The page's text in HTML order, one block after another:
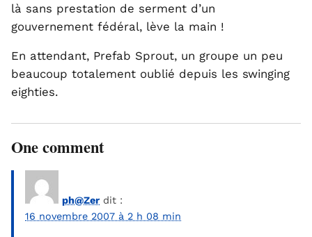
là sans prestation de serment d’un
gouvernement fédéral, lève la main !
En attendant, Prefab Sprout, un groupe un peu
beaucoup totalement oublié depuis les swinging
eighties.
One comment
ph@Zer dit :
16 novembre 2007 à 2 h 08 min